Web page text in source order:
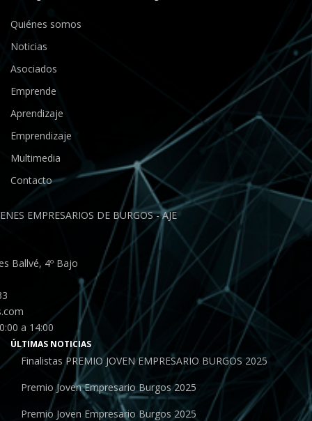
Quiénes somos
Noticias
Asociados
Emprende
Aprendizaje
Emprendizaje
Multimedia
Contacto
EMPRESARIOS DE BURGOS - AJE
Ballvé, 4º Bajo
a 14:00
ÚLTIMAS NOTICIAS
Finalistas PREMIO JOVEN EMPRESARIO BURGOS 2025
Premio Joven Empresario Burgos 2025
Premio Joven Empresario Burgos 2025